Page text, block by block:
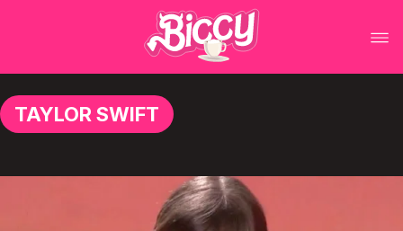
TAYLOR SWIFT